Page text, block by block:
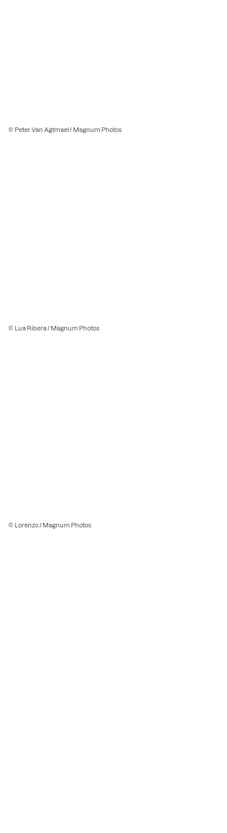
© Peter Van Agtmael / Magnum Photos
© Lua Ribera / Magnum Photos
© Lorenzo / Magnum Photos